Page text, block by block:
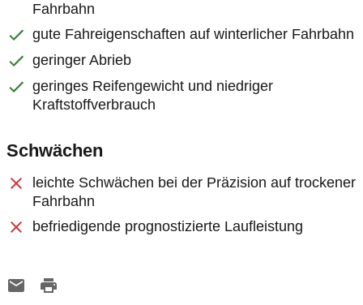
Fahrbahn
gute Fahreigenschaften auf winterlicher Fahrbahn
geringer Abrieb
geringes Reifengewicht und niedriger
Kraftstoffverbrauch
Schwächen
leichte Schwächen bei der Präzision auf trockener
Fahrbahn
befriedigende prognostizierte Laufleistung